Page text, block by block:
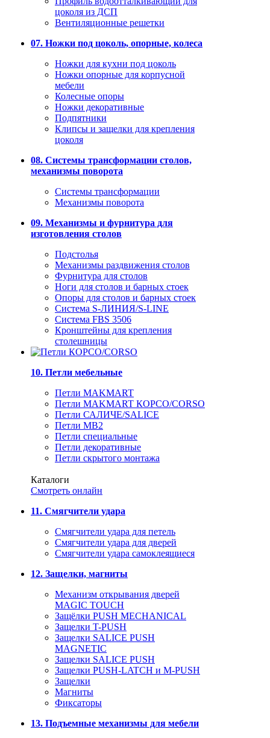
цоколя из ДСП
Вентиляционные решетки
07. Ножки под цоколь, опорные, колеса
Ножки для кухни под цоколь
Ножки опорные для корпусной
мебели
Колесные опоры
Ножки декоративные
Подпятники
Клипсы и защелки для крепления
цоколя
08. Системы трансформации столов,
механизмы поворота
Системы трансформации
Механизмы поворота
09. Механизмы и фурнитура для
изготовления столов
Подстолья
Механизмы раздвижения столов
Фурнитура для столов
Ноги для столов и барных стоек
Опоры для столов и барных стоек
Система S-ЛИНИЯ/S-LINE
Система FBS 3506
Кронштейны для крепления
столешницы
10. Петли мебельные
Петли MAKMART
Петли MAKMART КОРСО/CORSO
Петли САЛИЧЕ/SALICE
Петли MB2
Петли специальные
Петли декоративные
Петли скрытого монтажа
Каталоги
Смотреть онлайн
11. Смягчители удара
Смягчители удара для петель
Смягчители удара для дверей
Cмягчители удара самоклеящиеся
12. Защелки, магниты
Механизм открывания дверей
MAGIC TOUCH
Защёлки PUSH MECHANICAL
Защелки T-PUSH
Защелки SALICE PUSH
MAGNETIC
Защелки SALICE PUSH
Защелки PUSH-LATCH и M-PUSH
Защелки
Магниты
Фиксаторы
13. Подъемные механизмы для мебели